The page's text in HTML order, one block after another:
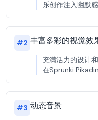
乐创作注入幽默感
#2 丰富多彩的视觉效
充满活力的设计
在Sprunki
#3 动态音景